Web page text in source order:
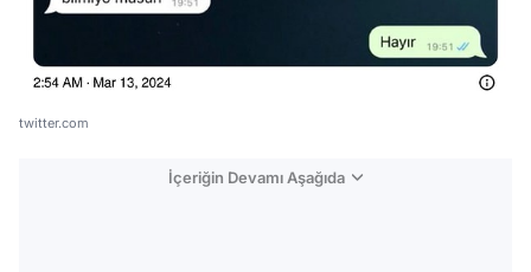
twitter.com
İçeriğin Devamı Aşağıda